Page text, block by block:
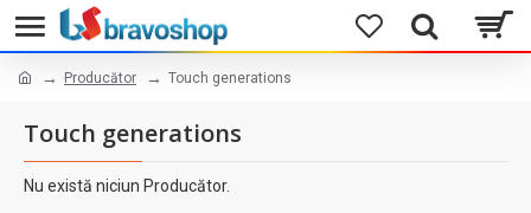
Producător Touch generations
Touch generations
Nu există niciun Producător.